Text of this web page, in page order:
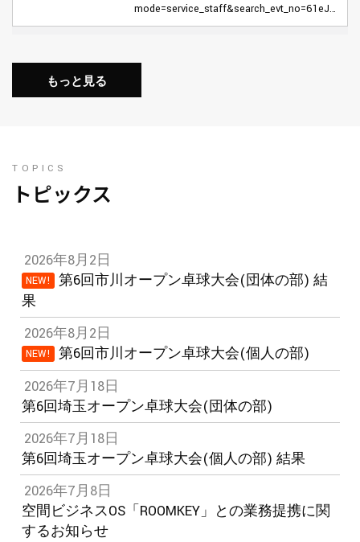
mode=service_staff&search_evt_no=61eJwzNTYxMjUAAARDATQ
もっと見る
TOPICS
トピックス
2026年8月2日
NEW!
第6回市川オープン卓球大会(団体の部) 結
果
2026年8月2日
NEW!
第6回市川オープン卓球大会(個人の部)
2026年7月18日
第6回埼玉オープン卓球大会(団体の部)
2026年7月18日
第6回埼玉オープン卓球大会(個人の部) 結果
2026年7月8日
空間ビジネスOS「ROOMKEY」との業務提携に関
するお知らせ